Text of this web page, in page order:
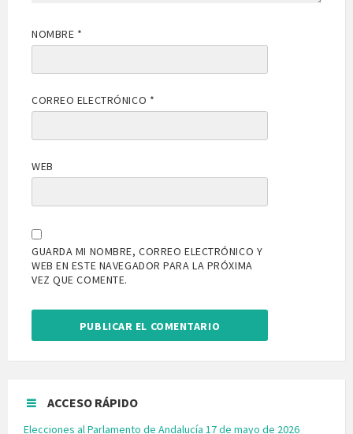
NOMBRE *
CORREO ELECTRÓNICO *
WEB
GUARDA MI NOMBRE, CORREO ELECTRÓNICO Y
WEB EN ESTE NAVEGADOR PARA LA PRÓXIMA
VEZ QUE COMENTE.
ACCESO RÁPIDO
Elecciones al Parlamento de Andalucía 17 de mayo de 2026